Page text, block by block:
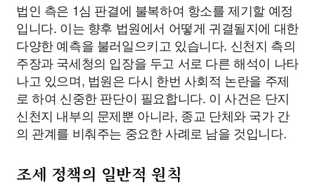
법인 측은 1심 판결에 불복하여 항소를 제기할 예정
입니다. 이는 향후 법원에서 어떻게 귀결될지에 대한
다양한 예측을 불러일으키고 있습니다. 신천지 측의
주장과 국세청의 입장을 두고 서로 다른 해석이 나타
나고 있으며, 법원은 다시 한번 사회적 논란을 주제
로 하여 신중한 판단이 필요합니다. 이 사건은 단지
신천지 내부의 문제뿐 아니라, 종교 단체와 국가 간
의 관계를 비춰주는 중요한 사례로 남을 것입니다.
조세 정책의 일반적 원칙